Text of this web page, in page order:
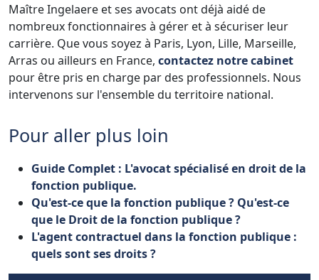
Maître Ingelaere et ses avocats ont déjà aidé de
nombreux fonctionnaires à gérer et à sécuriser leur
carrière. Que vous soyez à Paris, Lyon, Lille, Marseille,
Arras ou ailleurs en France, contactez notre cabinet
pour être pris en charge par des professionnels. Nous
intervenons sur l'ensemble du territoire national.
Pour aller plus loin
Guide Complet : L'avocat spécialisé en droit de la
fonction publique.
Qu'est-ce que la fonction publique ? Qu'est-ce
que le Droit de la fonction publique ?
L'agent contractuel dans la fonction publique :
quels sont ses droits ?